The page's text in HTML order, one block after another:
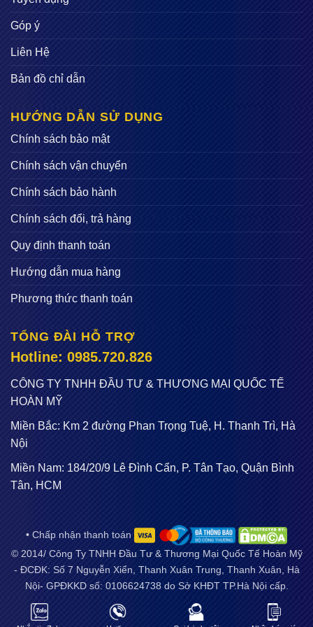
ma sát cùng lực dính các hạt phối liệu để tạo thành tổng
thể cứng rắn, vững chắc, nén chặt hơn, nâng cao thời
gian sử dụng dài lâu.
Từ thiết kế nhỏ gọn, nguyên lý hoạt động đơn giản, vượt
trội mà máy đầm bàn Honda dòng PC60 (5.5HP) phù hợp
cả ở những vị trí chật hẹp. Tốc độ tối ưu, vận hành đơn
giản đáp ứng tốt các điều kiện công việc khác nhau.
Bởi vậy, thiết bị hứa hẹn trở thành sự lựa chọn hàng đầu
phục vụ mục đích nén chặt bê tông, đường đất trong hoạt
động thi công các công trình xây dựng dân dụng, công
nghiệp như nền móng, cầu đường, xây đắp thủy điện…
Bằng những lợi ích thiết thực, máy đầm bê tông Honda
PC60 không chỉ rút ngắn thời gian để thi công đúng tiến
độ, giảm thiểu sức người mà hơn hết còn tiết kiệm tối đa
chi phí đầu tư cho các nhà thầu.
Để có cơ hội sở hữu máy đầm bàn Honda PC60
(5.5HP)
chất lượng, giá tốt bạn đừng bỏ qua địa chỉ cung
cấp uy tín https://dienmayflash.com/.
Góp ý
Liên Hệ
Bản đồ chỉ dẫn
HƯỚNG DẪN SỬ DỤNG
Chính sách bảo mật
Chính sách vận chuyển
Chính sách bảo hành
Chính sách đổi, trả hàng
Quy định thanh toán
Hướng dẫn mua hàng
Phương thức thanh toán
TỔNG ĐÀI HỖ TRỢ
Hotline: 0985.720.826
CÔNG TY TNHH ĐẦU TƯ & THƯƠNG MẠI QUỐC TẾ
HOÀN MỸ
Miền Bắc: Km 2 đường Phan Trọng Tuệ, H. Thanh Trì, Hà
Nội
Miền Nam: 184/20/9 Lê Đình Cẩn, P. Tân Tạo, Quận Bình
Tân, HCM
• Chấp nhận thanh toán
© 2014/ Công Ty TNHH Đầu Tư & Thương Mại Quốc Tế Hoàn Mỹ
- ĐCĐK: Số 7 Nguyễn Xiển, Thanh Xuân Trung, Thanh Xuân, Hà
Nội- GPĐKKD số: 0106624738 do Sở KHĐT TP.Hà Nội cấp.
Email:
sieuthidienmayflash@gmail.com
. Điện thoại:
02466.53.52.51 / 0973265283